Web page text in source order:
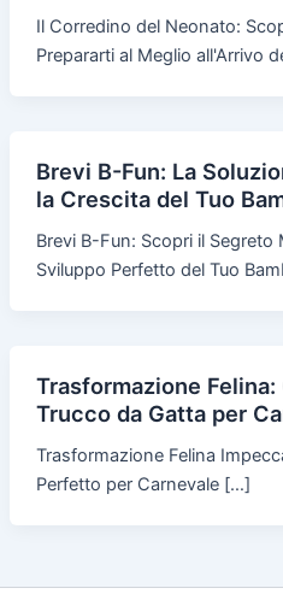
Il Corredino del Neonato:
Prepararti al Meglio all'Arrivo
Brevi B-Fun: La
la Crescita del Tuo
Brevi B-Fun: Scopri il Segreto
Sviluppo Perfetto del Tuo
Trasformazione
Trucco da Gatta per
Trasformazione Felina
Perfetto per Carnevale […]